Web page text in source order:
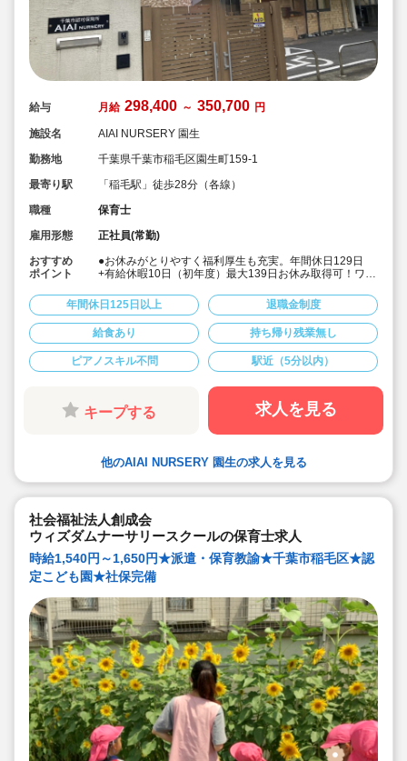
給与 月給 298,400 ～ 350,700 円
施設名
AIAI NURSERY 園生
勤務地
千葉県千葉市稲毛区園生町159-1
最寄り駅
「稲毛駅」徒歩28分（各線）
職種
保育士
雇用形態
正社員(常勤)
おすすめ
ポイント
●お休みがとりやすく福利厚生も充実。年間休日129日
+有給休暇10日（初年度）最大139日お休み取得可！ワー
●給食費補助、借り上げ社宅制度あり、退職金制度など福
利厚生も充実しています
●少人数制保育で子ども一人ひとりに寄り添う保育ができ
ます。
●チーム保育で複数担任制を取っております。
●保育に専念できる環境づくり
連絡帳や日誌のアプリ化を始め、園だより等も手書き作
業がありません。ICTツールで書類作成の負担を軽減して
●子ども主体の温かみのある保育環境を大切にしていま
す。大型遊具や床暖房完備の快適な保育室など、充実し
た環境を整えています。
別療育も行っています。療育へのキャリアチェンジも可
制度を用意しています。
●宿舎借り上げ制度利用可能です！※規定内であれば敷
金・礼金等会社が負担してくださいます
年間休日125日以上 退職金制度
給食あり 持ち帰り残業無し
ピアノスキル不問 駅近（5分以内）
キープする 求人を見る
他のAIAI NURSERY 園生の求人を見る
社会福祉法人創成会
ウィズダムナーサリースクールの保育士求人
時給1,540円～1,650円★派遣・保育教諭★千葉市稲毛区★認
定こども園★社保完備